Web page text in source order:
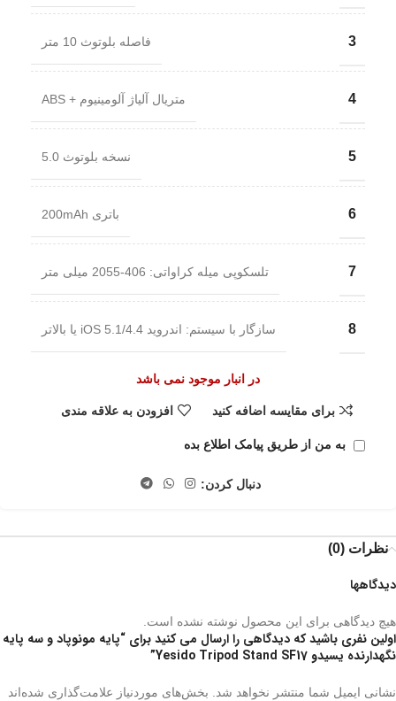
3 فاصله بلوتوث 10 متر
4 متریال آلیاژ آلومینیوم + ABS
5 نسخه بلوتوث 5.0
6 باتری 200mAh
7 تلسکوپی میله کراواتی: 406-2055 میلی متر
8 سازگار با سیستم: اندروید 4.4/iOS 5.1 یا بالاتر
در انبار موجود نمی باشد
برای مقایسه اضافه کنید افزودن به علاقه مندی
به من از طریق پیامک اطلاع بده
دنبال کردن:
نظرات (0)
دیدگاهها
هیچ دیدگاهی برای این محصول نوشته نشده است.
اولین نفری باشید که دیدگاهی را ارسال می کنید برای “پایه مونوپاد و سه پایه
نگهدارنده یسیدو Yesido Tripod Stand SF17”
نشانی ایمیل شما منتشر نخواهد شد. بخش‌های موردنیاز علامت‌گذاری شده‌اند